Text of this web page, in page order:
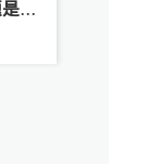
二、 为什么2026CiE的主题是“连接”？